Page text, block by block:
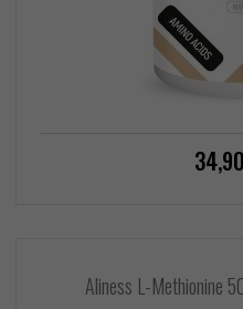
34,90
Aliness L-Methionine